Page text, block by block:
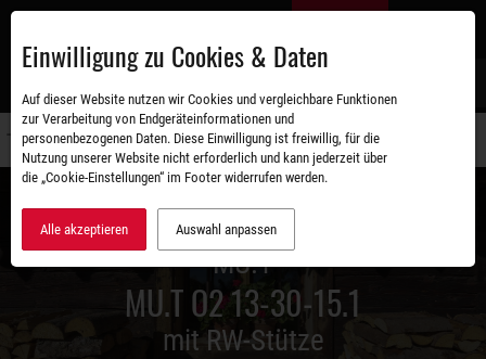
Zum
MU.T
MU.T O2 13-30-15.1
mit RW-Stütze
Einwilligung zu Cookies & Daten
Auf dieser Website nutzen wir Cookies und vergleichbare Funktionen
zur Verarbeitung von Endgeräteinformationen und
personenbezogenen Daten. Diese Einwilligung ist freiwillig, für die
Nutzung unserer Website nicht erforderlich und kann jederzeit über
die „Cookie-Einstellungen“ im Footer widerrufen werden.
Alle akzeptieren Auswahl anpassen